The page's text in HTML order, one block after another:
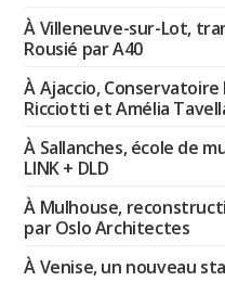
À Villeneuve-sur-Lot,
Rousié par A40
À Ajaccio,
Ricciotti et Amélia
À Sallanches, école de
LINK + DLD
À Mulhouse,
par Oslo Architectes
À Venise, un nouveau